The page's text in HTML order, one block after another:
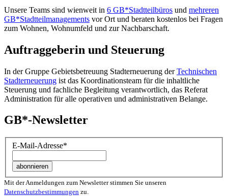
Unsere Teams sind wienweit in 6 GB*Stadtteilbüros und mehreren
GB*Stadtteilmanagements vor Ort und beraten kostenlos bei Fragen
zum Wohnen, Wohnumfeld und zur Nachbarschaft.
Auftraggeberin und Steuerung
In der Gruppe Gebietsbetreuung Stadterneuerung derTechnischen
Stadterneuerung ist das Koordinationsteam für die inhaltliche
Steuerung und fachliche Begleitung verantwortlich, das Referat
Administration für alle operativen und administrativen Belange.
GB*-Newsletter
E-Mail-Adresse*
Mit der Anmeldungen zum Newsletter stimmen Sie unseren
Datenschutzbestimmungen zu.